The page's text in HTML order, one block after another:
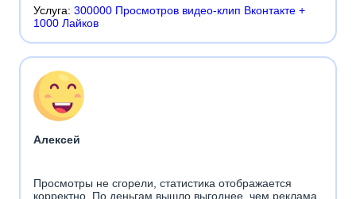
Услуга: 300000 Просмотров видео-клип Вконтакте +
1000 Лайков
Алексей
Просмотры не сгорели, статистика отображается
корректно. По деньгам вышло выгоднее, чем реклама